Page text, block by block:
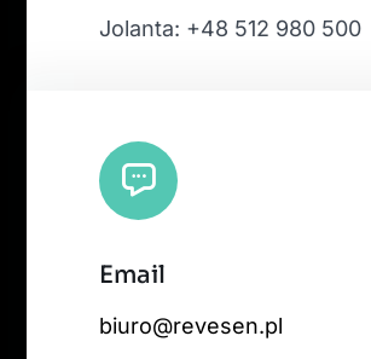
Jolanta: +48 512 980 500
Email
biuro@revesen.pl